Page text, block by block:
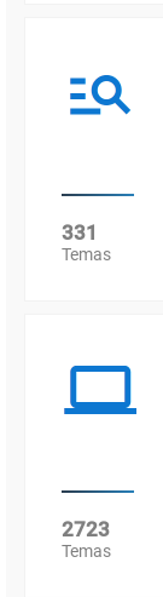
331
Temas
2723
Temas